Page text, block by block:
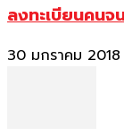
ลงทะเบียนคนจ
30 มกราคม 2018